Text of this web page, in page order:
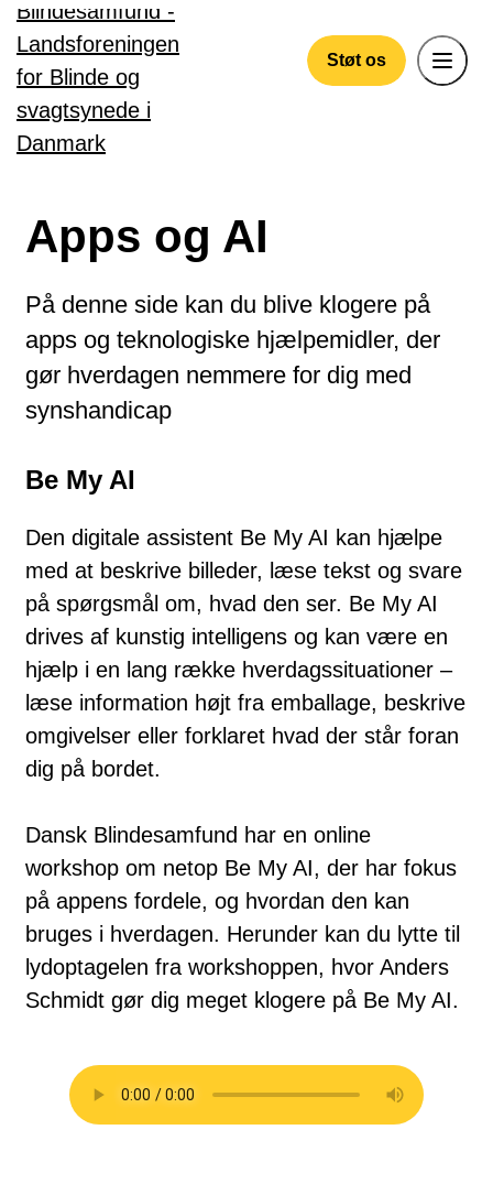
Gå til hovedindhold
Støt os
Apps og AI
På denne side kan du blive klogere på
apps og teknologiske hjælpemidler, der
gør hverdagen nemmere for dig med
synshandicap
Be My AI
Den digitale assistent Be My AI kan hjælpe
med at beskrive billeder, læse tekst og svare
på spørgsmål om, hvad den ser. Be My AI
drives af kunstig intelligens og kan være en
hjælp i en lang række hverdagssituationer –
læse information højt fra emballage, beskrive
omgivelser eller forklaret hvad der står foran
dig på bordet.
Dansk Blindesamfund har en online
workshop om netop Be My AI, der har fokus
på appens fordele, og hvordan den kan
bruges i hverdagen. Herunder kan du lytte til
lydoptagelen fra workshoppen, hvor Anders
Schmidt gør dig meget klogere på Be My AI.